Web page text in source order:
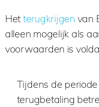
Het terugkrijgen van
alleen mogelijk als
voorwaarden is
Tijdens de
terugbetaling